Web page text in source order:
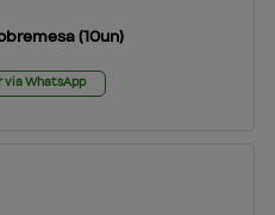
(10un)
via WhatsApp